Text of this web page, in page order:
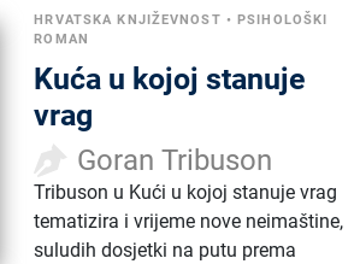
HRVATSKA KNJIŽEVNOST • PSIHOLOŠKI
ROMAN
Kuća u kojoj stanuje
vrag
Goran Tribuson
Tribuson u Kući u kojoj stanuje vrag
tematizira i vrijeme nove neimaštine,
suludih dosjetki na putu prema